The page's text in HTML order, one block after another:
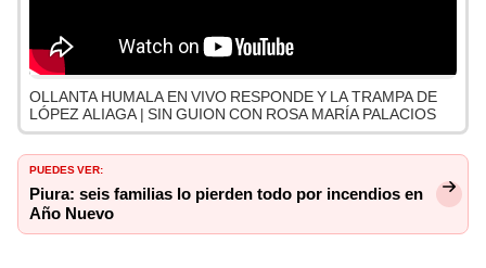
OLLANTA HUMALA EN VIVO RESPONDE Y LA TRAMPA DE
LÓPEZ ALIAGA | SIN GUION CON ROSA MARÍA PALACIOS
PUEDES VER:
Piura: seis familias lo pierden todo por incendios en
Año Nuevo